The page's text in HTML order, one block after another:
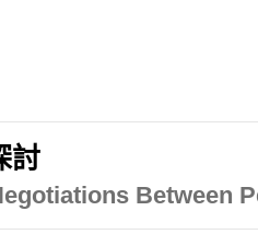
討
Between